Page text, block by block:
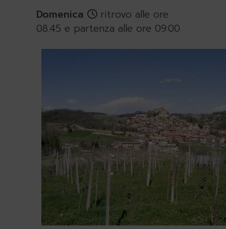
Domenica
ritrovo alle ore
08.45 e partenza alle ore 09:00